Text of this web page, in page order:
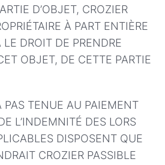
D’OBJET, CROZIER
À PART ENTIÈRE
LE DROIT DE PRENDRE
OBJET, DE CETTE PARTIE
PAS TENUE AU PAIEMENT
L’INDEMNITÉ DES LORS
DISPOSENT QUE
CROZIER PASSIBLE